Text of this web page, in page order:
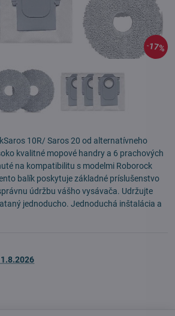
17%
10R/ Saros 20 od alternatívneho
kvalitné mopové handry a 6 prachových
na kompatibilitu s modelmi Roborock
balík poskytuje základné príslušenstvo
údržbu vášho vysávača. Udržujte
jednoducho. Jednoduchá inštalácia a